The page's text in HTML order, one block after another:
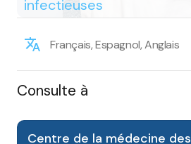
infectieuses
Français, Espagnol, Anglais
Consulte à
Centre de la médecine